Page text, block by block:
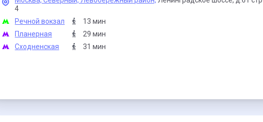
4
Речной вокзал
13 мин
Планерная
29 мин
Сходненская
31 мин